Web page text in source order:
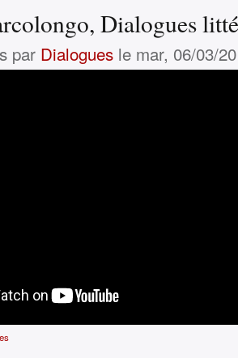
Dialogues
par Dialoguesle mar, 06/03/